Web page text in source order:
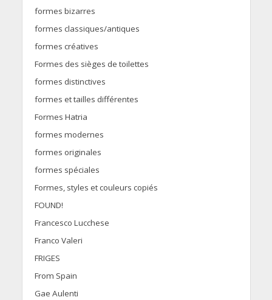
formes bizarres
formes classiques/antiques
formes créatives
Formes des sièges de toilettes
formes distinctives
formes et tailles différentes
Formes Hatria
formes modernes
formes originales
formes spéciales
Formes, styles et couleurs copiés
FOUND!
Francesco Lucchese
Franco Valeri
FRIGES
From Spain
Gae Aulenti